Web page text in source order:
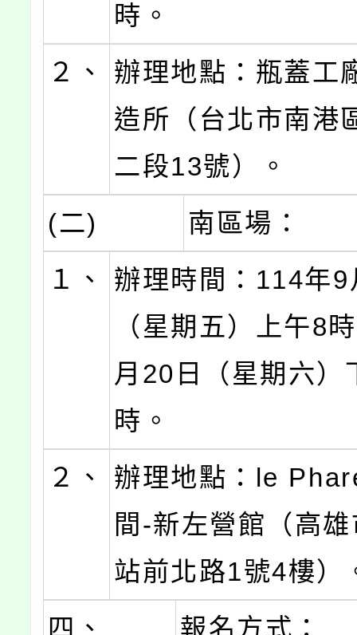
時。
２、
辦理地點：瓶蓋工
造所（台北市南港
二段13號）。
(二)
南區場：
１、
辦理時間：114年
（星期五）上午8
月20日（星期六）
時。
２、
辦理地點：le
間-新左營館（高
站前北路1號4樓）
四、
報名方式：